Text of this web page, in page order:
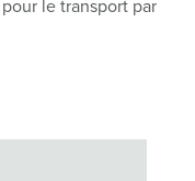
le transport par